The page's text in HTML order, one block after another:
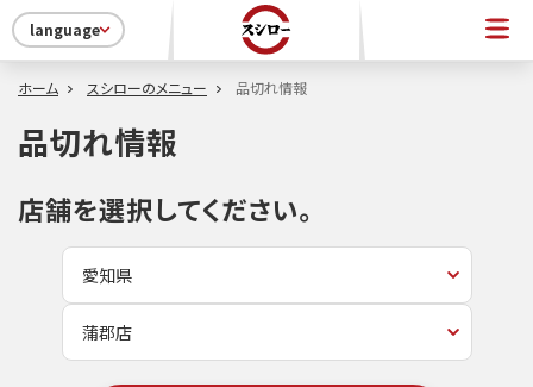
language
ホーム スシローのメニュー 品切れ情報
品切れ情報
店舗を選択してください。